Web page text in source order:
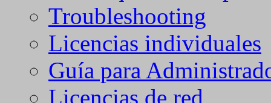
Troubleshooting
Licencias individuales
Guía para
Licencias de red